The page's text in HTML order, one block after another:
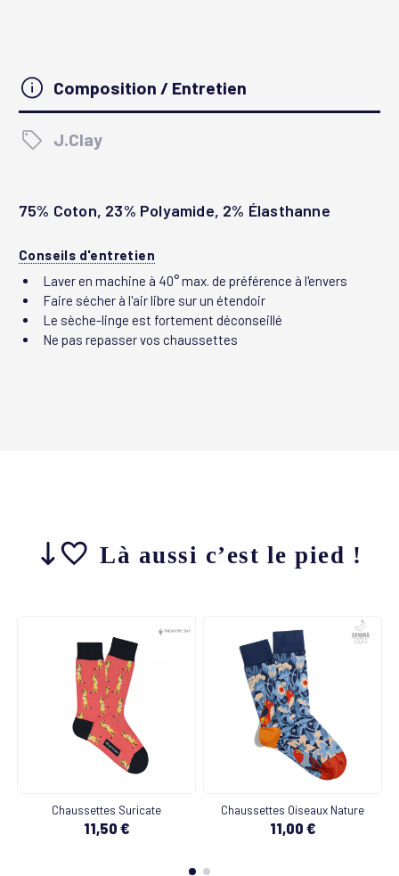
Composition / Entretien
J.Clay
75% Coton, 23% Polyamide, 2% Élasthanne
Conseils d'entretien
Laver en machine à 40° max. de préférence à l'envers
Faire sécher à l'air libre sur un étendoir
Le sèche-linge est fortement déconseillé
Ne pas repasser vos chaussettes
Là aussi c’est le pied !
Chaussettes Suricate
11,50 €
Chaussettes Oiseaux Nature
11,00 €